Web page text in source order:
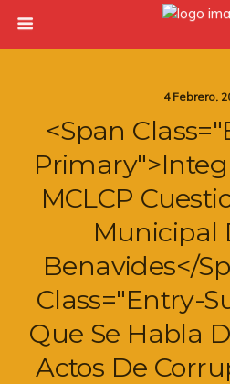
4 Febrero,
<span
MCLCP
Municipal
Benavides</
Class="entry-
Que Se Habla
Actos De